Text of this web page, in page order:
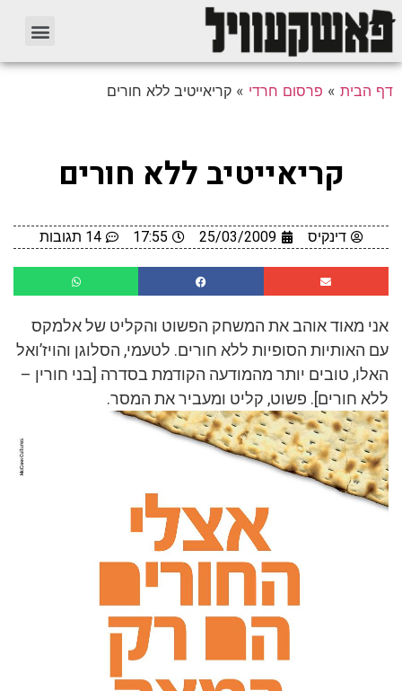
דף הבית » פרסום חרדי » קריאייטיב ללא חורים
קריאייטיב ללא חורים
דינקיס 25/03/2009
17:55 14 תגובות
אני מאוד אוהב את המשחק הפשוט והקליט של אלמקס
עם האותיות הסופיות ללא חורים. לטעמי, הסלוגן והויז’ואל
האלו, טובים יותר מהמודעה הקודמת בסדרה [בני חורין –
ללא חורים]. פשוט, קליט ומעביר את המסר.